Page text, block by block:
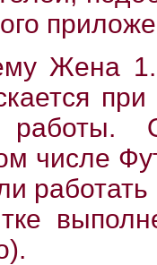
Жена
работы.
числе